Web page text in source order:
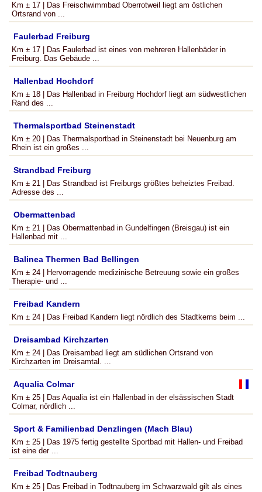
Km ± 17 | Das Freischwimmbad Oberrotweil liegt am östlichen
Ortsrand von ...
Faulerbad Freiburg
Km ± 17 | Das Faulerbad ist eines von mehreren Hallenbäder in
Freiburg. Das Gebäude ...
Hallenbad Hochdorf
Km ± 18 | Das Hallenbad in Freiburg Hochdorf liegt am südwestlichen
Rand des ...
Thermalsportbad Steinenstadt
Km ± 20 | Das Thermalsportbad in Steinenstadt bei Neuenburg am
Rhein ist ein großes ...
Strandbad Freiburg
Km ± 21 | Das Strandbad ist Freiburgs größtes beheiztes Freibad.
Adresse des ...
Obermattenbad
Km ± 21 | Das Obermattenbad in Gundelfingen (Breisgau) ist ein
Hallenbad mit ...
Balinea Thermen Bad Bellingen
Km ± 24 | Hervorragende medizinische Betreuung sowie ein großes
Therapie- und ...
Freibad Kandern
Km ± 24 | Das Freibad Kandern liegt nördlich des Stadtkerns beim ...
Dreisambad Kirchzarten
Km ± 24 | Das Dreisambad liegt am südlichen Ortsrand von
Kirchzarten im Dreisamtal. ...
Aqualia Colmar
Km ± 25 | Das Aqualia ist ein Hallenbad in der elsässischen Stadt
Colmar, nördlich ...
Sport & Familienbad Denzlingen (Mach Blau)
Km ± 25 | Das 1975 fertig gestellte Sportbad mit Hallen- und Freibad
ist eine der ...
Freibad Todtnauberg
Km ± 25 | Das Freibad in Todtnauberg im Schwarzwald gilt als eines